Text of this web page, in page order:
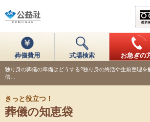
葬儀費用 式場検索 お急ぎの
独り身の葬儀の準備はどうする?独り身の終活や生前整理を
信…
きっと役立つ！
葬儀の知恵袋